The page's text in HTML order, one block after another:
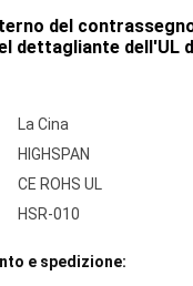
del
dettagliante dell'UL
La Cina
HIGHSPAN
CE ROHS UL
HSR-010
e spedizione: